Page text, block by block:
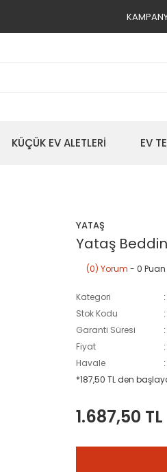
KÜÇÜK EV ALETLERİ EV
YATAŞ
Yataş
(0) Yorum - 0 Puan
Kategori
Stok Kodu
Garanti Süresi
Fiyat
Havale
*187,50 TL den
1.687,50 TL